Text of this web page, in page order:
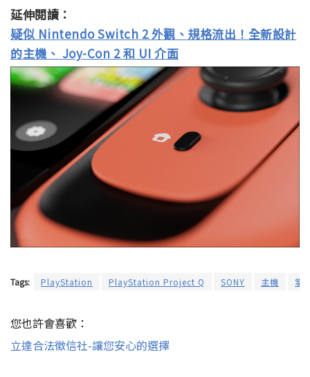
延伸閱讀：
疑似 Nintendo Switch 2 外觀、規格流出！全新設計
的主機、 Joy-Con 2 和 UI 介面
Tags: PlayStation PlayStation Project Q SONY 主機 掌
您也許會喜歡：
立達合法徵信社-讓您安心的選擇